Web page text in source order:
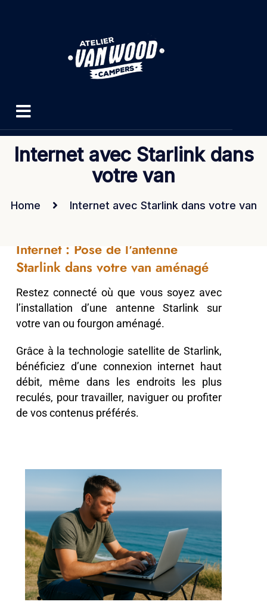
Internet avec Starlink dans
votre van
Home Internet avec Starlink dans votre van
Internet : Pose de l'antenne
Starlink dans votre van aménagé
Restez connecté où que vous soyez avec
l’installation d’une antenne Starlink sur
votre van ou fourgon aménagé.
Grâce à la technologie satellite de Starlink,
bénéficiez d’une connexion internet haut
débit, même dans les endroits les plus
reculés, pour travailler, naviguer ou profiter
de vos contenus préférés.